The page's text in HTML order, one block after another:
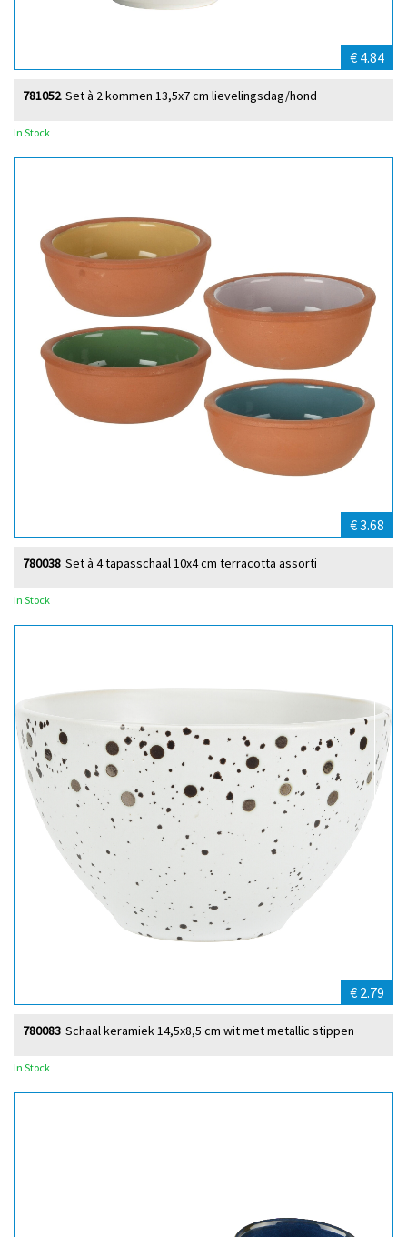
€ 4.84
Set à 2 kommen 13,5x7 cm lievelingsdag/hond
781052
In Stock
€ 3.68
Set à 4 tapasschaal 10x4 cm terracotta assorti
780038
In Stock
€ 2.79
Schaal keramiek 14,5x8,5 cm wit met metallic stippen
780083
In Stock